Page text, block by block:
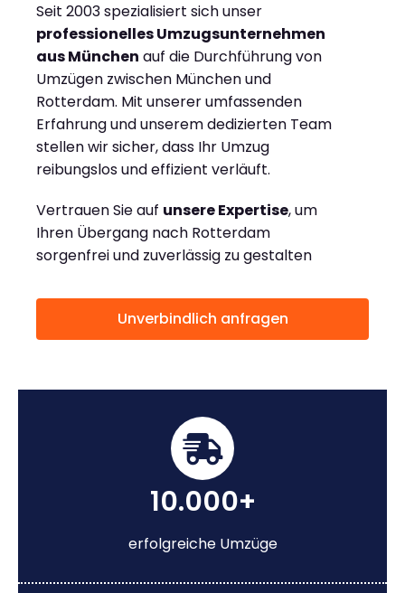
Seit 2003 spezialisiert sich unser
professionelles Umzugsunternehmen
aus München auf die Durchführung von
Umzügen zwischen München und
Rotterdam. Mit unserer umfassenden
Erfahrung und unserem dedizierten Team
stellen wir sicher, dass Ihr Umzug
reibungslos und effizient verläuft.
Vertrauen Sie auf unsere Expertise, um
Ihren Übergang nach Rotterdam
sorgenfrei und zuverlässig zu gestalten
Unverbindlich anfragen
10.000+
erfolgreiche Umzüge